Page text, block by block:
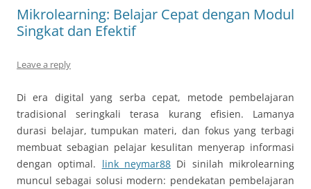
Mikrolearning: Belajar Cepat dengan Modul
Singkat dan Efektif
Leave a reply
Di era digital yang serba cepat, metode pembelajaran
tradisional seringkali terasa kurang efisien. Lamanya
durasi belajar, tumpukan materi, dan fokus yang terbagi
membuat sebagian pelajar kesulitan menyerap informasi
dengan optimal. link neymar88 Di sinilah mikrolearning
muncul sebagai solusi modern: pendekatan pembelajaran